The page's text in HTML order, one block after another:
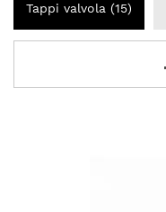
Tappi valvola (15)